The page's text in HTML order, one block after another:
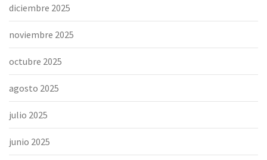
diciembre 2025
noviembre 2025
octubre 2025
agosto 2025
julio 2025
junio 2025